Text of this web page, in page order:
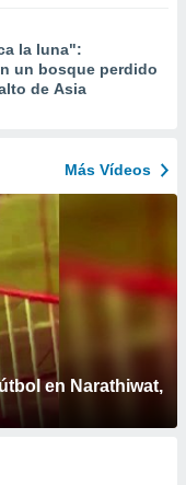
la luna":
un bosque perdido
de Asia
Más Vídeos
en Narathiwat,